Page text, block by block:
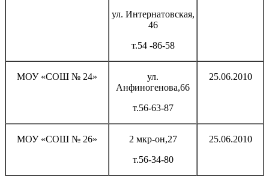
ул. Интернатовская,
46
т.54 -86-58
МОУ «СОШ № 24»
ул.
Анфиногенова,66
т.56-63-87
25.06.2010
МОУ «СОШ № 26»
2 мкр-он,27
т.56-34-80
25.06.2010